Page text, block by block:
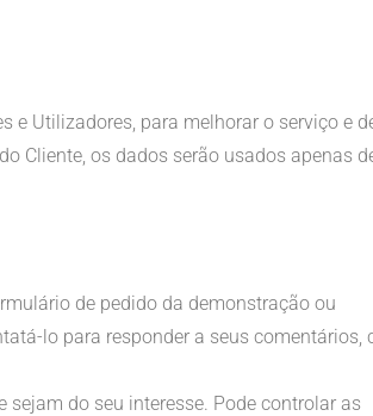
e Utilizadores, para melhorar o serviço e
Cliente, os dados serão usados apenas
de pedido da demonstração ou
lo para responder a seus comentários,
do seu interesse. Pode controlar as